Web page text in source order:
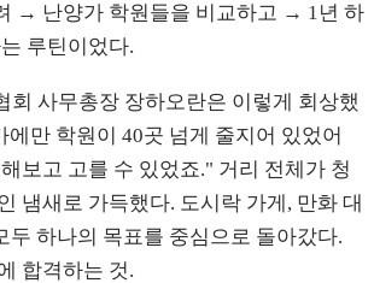
→ 난양가 학원들을 비교하고 → 1년 하
루틴이었다.
회 사무총장 장하오란은 이렇게 회상했
에만 학원이 40곳 넘게 줄지어 있었어
보고 고를 수 있었죠." 거리 전체가 청
냄새로 가득했다. 도시락 가게, 만화 대
두 하나의 목표를 중심으로 돌아갔다.
합격하는 것.